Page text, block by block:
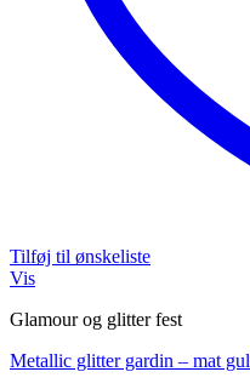
Tilføj til ønskeliste
Vis
Glamour og glitter fest
Metallic glitter gardin – mat